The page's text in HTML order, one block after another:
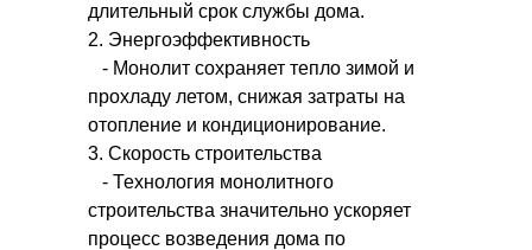
длительный срок службы дома.
2. Энергоэффективность
- Монолит сохраняет тепло зимой и
прохладу летом, снижая затраты на
отопление и кондиционирование.
3. Скорость строительства
- Технология монолитного
строительства значительно ускоряет
процесс возведения дома по